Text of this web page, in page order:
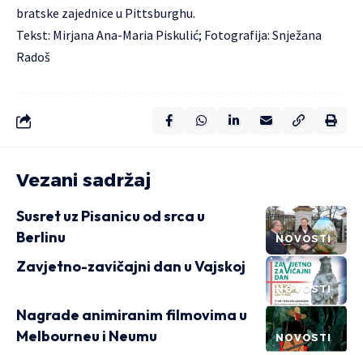
bratske zajednice u Pittsburghu.
Tekst: Mirjana Ana-Maria Piskulić; Fotografija: Snježana
Radoš
Vezani sadržaj
NOVOSTI
Susret uz Pisanicu od srca u
Berlinu
NOVOSTI
Zavjetno-zavičajni dan u Vajskoj
NOVOSTI
Nagrade animiranim filmovima u
Melbourneu i Neumu